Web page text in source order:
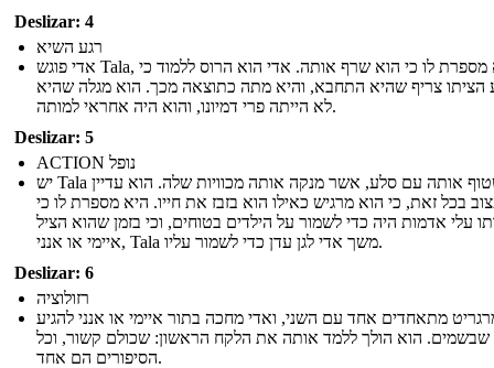
Deslizar: 4
רגע השיא
אדי פוגש Tala, והיא מספרת לו כי הוא שרף אותה. אדי הוא הרוס ללמוד כי
הציתו צריף שהיא התחבא, והיא מתה כתוצאה מכך. הוא מגלה שהיא
לא הייתה פרי דמיונו, והוא היה אחראי למותה.
Deslizar: 5
ACTION נופל
יש Tala אדי לשטוף אותה עם סלע, ​​אשר מנקה אותה מכוויות שלה. הוא עדיין
בכל זאת, כי הוא מרגיש כאילו הוא בזבז את חייו. היא מספרת לו כי
עלי אדמות היה כדי לשמור על הילדים בטוחים, וכי בזמן שהוא הציל
איימי או אנני, Tala משך אדי לגן עדן כדי לשמור עליו.
Deslizar: 6
רזולוציה
מתאחדים אחד עם השני, ואדי מחכה בתור איימי או אנני להגיע
שבשמים. הוא הולך ללמד אותה את הלקח הראשון: שכולם קשור, וכל
הסיפורים הם אחד.